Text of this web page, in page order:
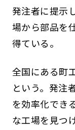
発注者に提示
場から部品を
得ている。
全国にある町
という。発注
を効率化でき
な工場を見つ